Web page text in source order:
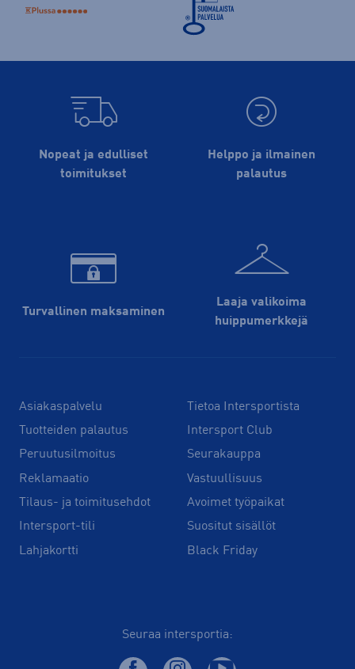
Nopeat ja edulliset
toimitukset
Helppo ja ilmainen
palautus
Turvallinen maksaminen
Laaja valikoima
huippu­merkkejä
Asiakaspalvelu
Tuotteiden palautus
Peruutusilmoitus
Reklamaatio
Tilaus- ja toimitusehdot
Intersport-tili
Lahjakortti
Tietoa Intersportista
Intersport Club
Seurakauppa
Vastuullisuus
Avoimet työpaikat
Suositut sisällöt
Black Friday
Seuraa intersportia: